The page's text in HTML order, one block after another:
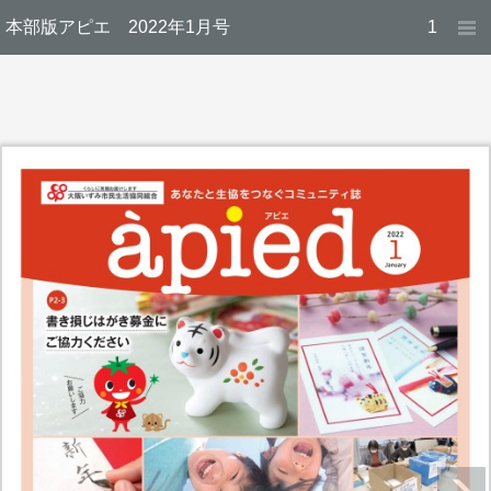
本部版アピエ 2022年1月号 1